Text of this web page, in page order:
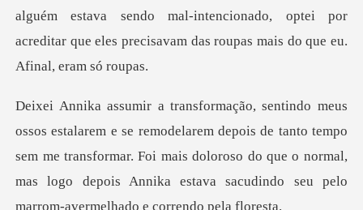
depois de tanto tempo
sem me transformar. Foi mais doloroso do que o normal,
mas log